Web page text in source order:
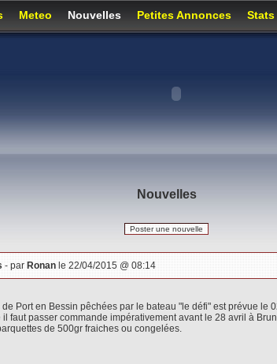
Meteo Nouvelles Petites Annonces Stats
Nouvelles
Poster une nouvelle
- par Ronan le 22/04/2015 @ 08:14
Port en Bessin pêchées par le bateau "le défi" est prévue le
faut passer commande impérativement avant le 28 avril à
de 500gr fraiches ou congelées.